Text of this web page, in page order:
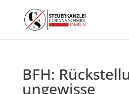
BFH:
ungewisse